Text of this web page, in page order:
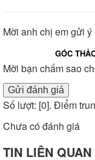
Mời anh chị em gửi
GÓC
Mời bạn chấm sao
Gửi đánh giá
Số lượt: [0]. Điểm
Chưa có đánh giá
TIN LIÊN QUAN